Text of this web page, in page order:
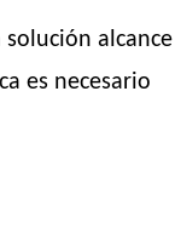
alcance
es necesario